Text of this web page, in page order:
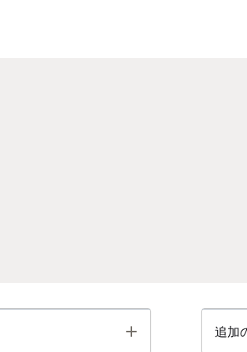
Toggle 追加